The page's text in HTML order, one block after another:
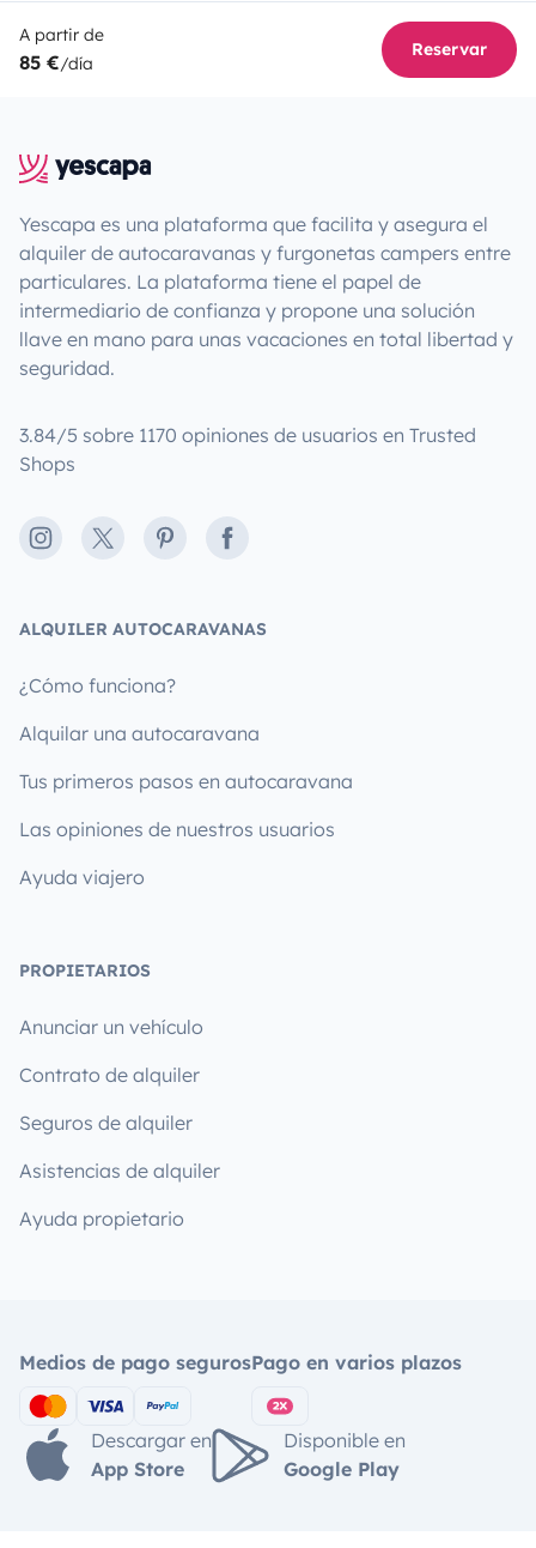
A partir de
85 €/día
Reservar
Yescapa es una plataforma que facilita y asegura el
alquiler de autocaravanas y furgonetas campers entre
particulares. La plataforma tiene el papel de
intermediario de confianza y propone una solución
llave en mano para unas vacaciones en total libertad y
seguridad.
3.84/5 sobre 1170 opiniones de usuarios en Trusted
Shops
Instagram
X PinterestFacebook
ALQUILER AUTOCARAVANAS
¿Cómo funciona?
Alquilar una autocaravana
Tus primeros pasos en autocaravana
Las opiniones de nuestros usuarios
Ayuda viajero
PROPIETARIOS
Anunciar un vehículo
Contrato de alquiler
Seguros de alquiler
Asistencias de alquiler
Ayuda propietario
Medios de pago segurosPago en varios plazos
Descargar en
App Store
Disponible en
Google Play